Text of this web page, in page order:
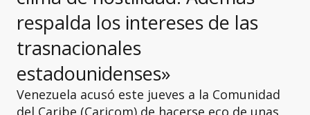
respalda los intereses de las
trasnacionales
estadounidenses»
Venezuela acusó este jueves a la Comunidad
del Caribe (Caricom) de hacerse eco de unas